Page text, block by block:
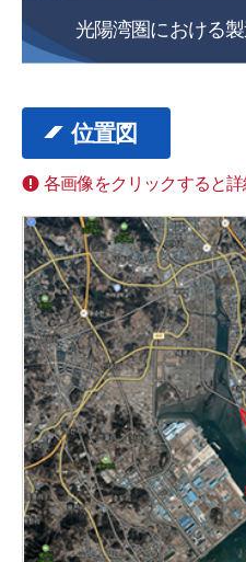
光陽湾圏における
位置図
各画像をクリックすると詳